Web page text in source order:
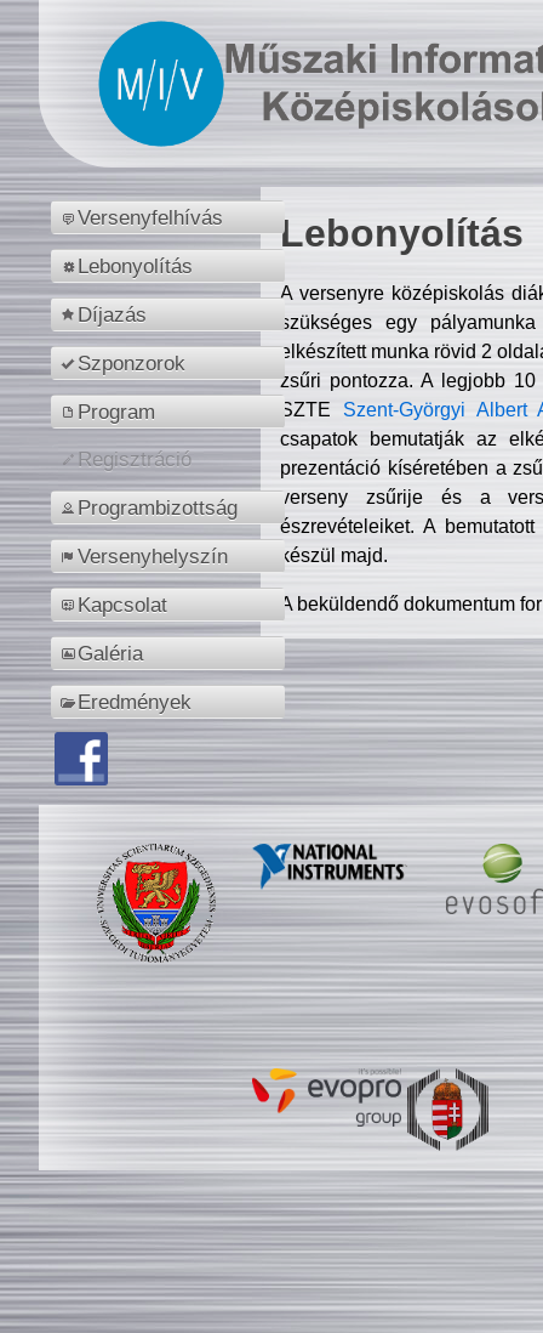
Versenyfelhívás
Lebonyolítás
Díjazás
Szponzorok
Program
Regisztráció
Programbizottság
Versenyhelyszín
Kapcsolat
Galéria
Eredmények
Lebonyolítás
A versenyre középiskolás
szükséges egy
elkészített munka rövid 2
zsűri pontozza. A legjobb
SZTE Szent-Györgyi Albert
csapatok bemutatják az
prezentáció kíséretében a
verseny zsűrije és a
észrevételeiket. A
készül majd.
A beküldendő dokumentum